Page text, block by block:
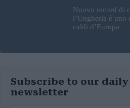
Nuovo record di
l’Ungheria è uno
caldi d’Europa
Subscribe to our daily
newsletter